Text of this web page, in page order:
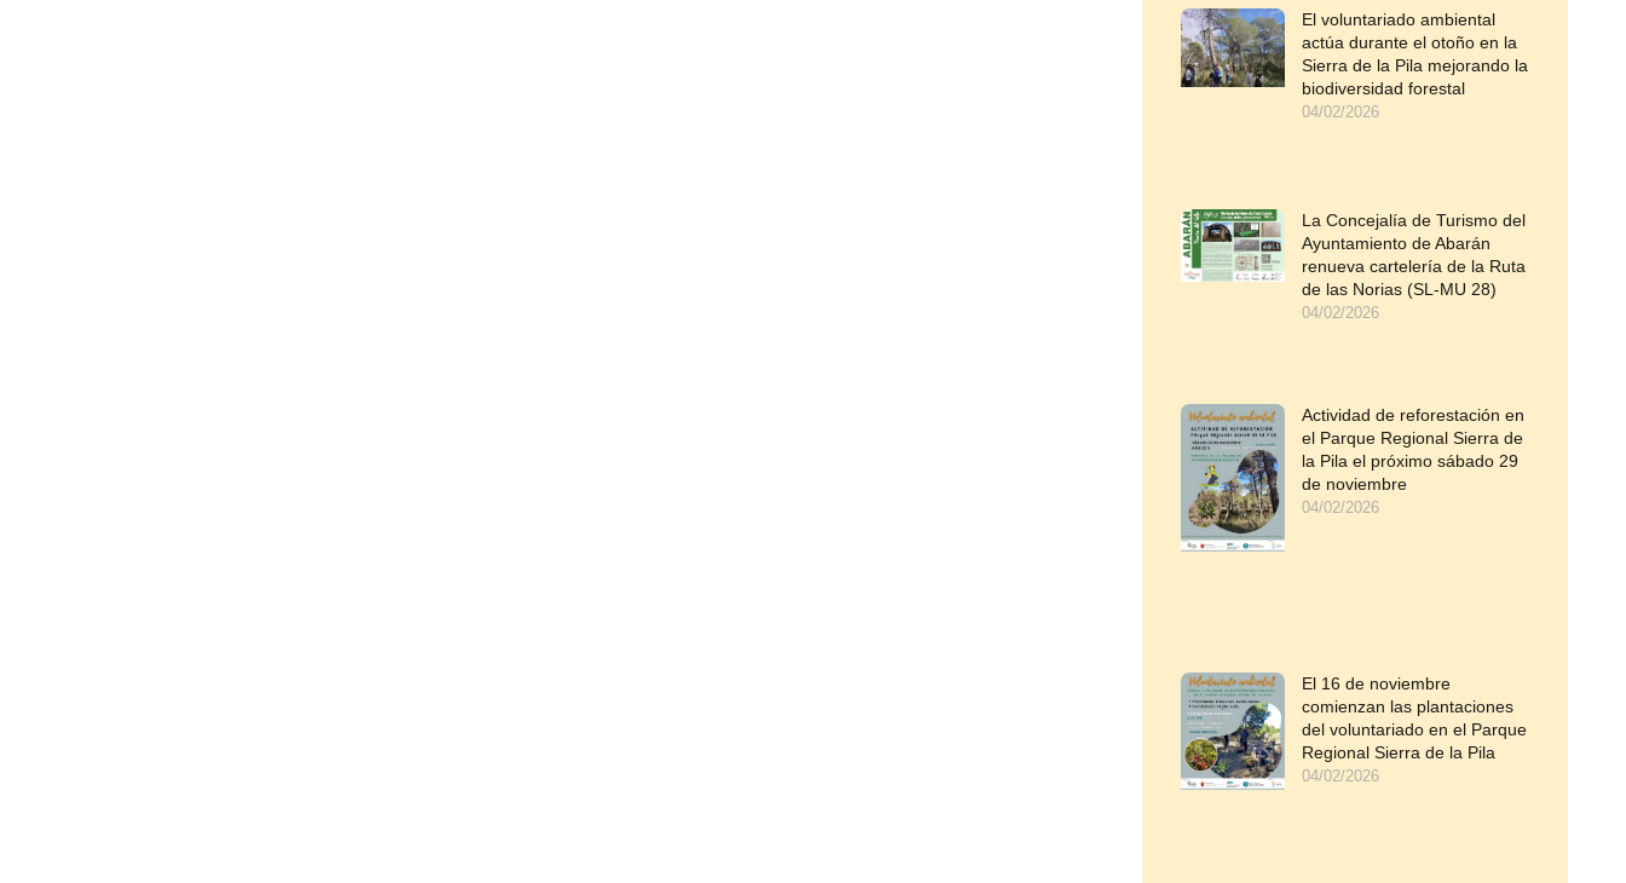
El voluntariado ambiental
actúa durante el otoño en la
Sierra de la Pila mejorando la
biodiversidad forestal
04/02/2026
La Concejalía de Turismo del
Ayuntamiento de Abarán
renueva cartelería de la Ruta
de las Norias (SL-MU 28)
04/02/2026
Actividad de reforestación en
el Parque Regional Sierra de
la Pila el próximo sábado 29
de noviembre
04/02/2026
El 16 de noviembre
comienzan las plantaciones
del voluntariado en el Parque
Regional Sierra de la Pila
04/02/2026